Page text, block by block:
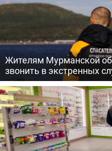
Жителям Мурманской
звонить в экстренных